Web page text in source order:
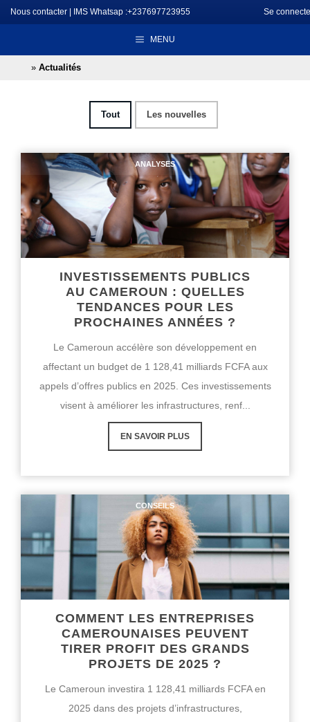
Aller
au
Nous contacter IMS Whatsap :+237697723955 Se
MENU
» Actualités
Tout Les nouvelles
ANALYSES
INVESTISSEMENTS PUBLICS
AU CAMEROUN : QUELLES
TENDANCES POUR LES
PROCHAINES ANNÉES ?
Le Cameroun accélère son développement en
affectant un budget de 1 128,41 milliards FCFA aux
appels d’offres publics en 2025. Ces investissements
visent à améliorer les infrastructures, renf...
EN SAVOIR PLUS
CONSEILS
COMMENT LES ENTREPRISES
CAMEROUNAISES PEUVENT
TIRER PROFIT DES GRANDS
PROJETS DE 2025 ?
Le Cameroun investira 1 128,41 milliards FCFA en
2025 dans des projets d’infrastructures,